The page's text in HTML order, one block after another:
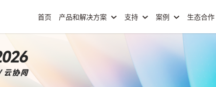
首页 产品和解决方案 支持 案例 生态合作